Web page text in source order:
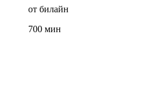
от билайн
700 мин